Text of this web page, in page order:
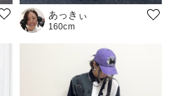
あっきぃ
160cm